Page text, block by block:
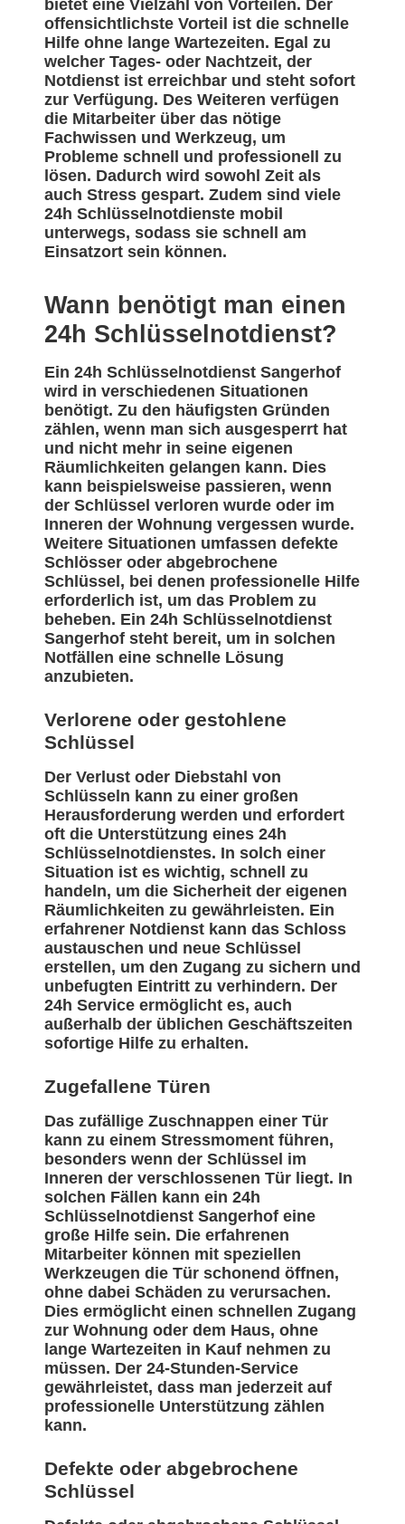
bietet eine Vielzahl von Vorteilen. Der
offensichtlichste Vorteil ist die schnelle
Hilfe ohne lange Wartezeiten. Egal zu
welcher Tages- oder Nachtzeit, der
Notdienst ist erreichbar und steht sofort
zur Verfügung. Des Weiteren verfügen
die Mitarbeiter über das nötige
Fachwissen und Werkzeug, um
Probleme schnell und professionell zu
lösen. Dadurch wird sowohl Zeit als
auch Stress gespart. Zudem sind viele
24h Schlüsselnotdienste mobil
unterwegs, sodass sie schnell am
Einsatzort sein können.
Wann benötigt man einen
24h Schlüsselnotdienst?
Ein 24h Schlüsselnotdienst Sangerhof
wird in verschiedenen Situationen
benötigt. Zu den häufigsten Gründen
zählen, wenn man sich ausgesperrt hat
und nicht mehr in seine eigenen
Räumlichkeiten gelangen kann. Dies
kann beispielsweise passieren, wenn
der Schlüssel verloren wurde oder im
Inneren der Wohnung vergessen wurde.
Weitere Situationen umfassen defekte
Schlösser oder abgebrochene
Schlüssel, bei denen professionelle Hilfe
erforderlich ist, um das Problem zu
beheben. Ein 24h Schlüsselnotdienst
Sangerhof steht bereit, um in solchen
Notfällen eine schnelle Lösung
anzubieten.
Verlorene oder gestohlene
Schlüssel
Der Verlust oder Diebstahl von
Schlüsseln kann zu einer großen
Herausforderung werden und erfordert
oft die Unterstützung eines 24h
Schlüsselnotdienstes. In solch einer
Situation ist es wichtig, schnell zu
handeln, um die Sicherheit der eigenen
Räumlichkeiten zu gewährleisten. Ein
erfahrener Notdienst kann das Schloss
austauschen und neue Schlüssel
erstellen, um den Zugang zu sichern und
unbefugten Eintritt zu verhindern. Der
24h Service ermöglicht es, auch
außerhalb der üblichen Geschäftszeiten
sofortige Hilfe zu erhalten.
Zugefallene Türen
Das zufällige Zuschnappen einer Tür
kann zu einem Stressmoment führen,
besonders wenn der Schlüssel im
Inneren der verschlossenen Tür liegt. In
solchen Fällen kann ein 24h
Schlüsselnotdienst Sangerhof eine
große Hilfe sein. Die erfahrenen
Mitarbeiter können mit speziellen
Werkzeugen die Tür schonend öffnen,
ohne dabei Schäden zu verursachen.
Dies ermöglicht einen schnellen Zugang
zur Wohnung oder dem Haus, ohne
lange Wartezeiten in Kauf nehmen zu
müssen. Der 24-Stunden-Service
gewährleistet, dass man jederzeit auf
professionelle Unterstützung zählen
kann.
Defekte oder abgebrochene
Schlüssel